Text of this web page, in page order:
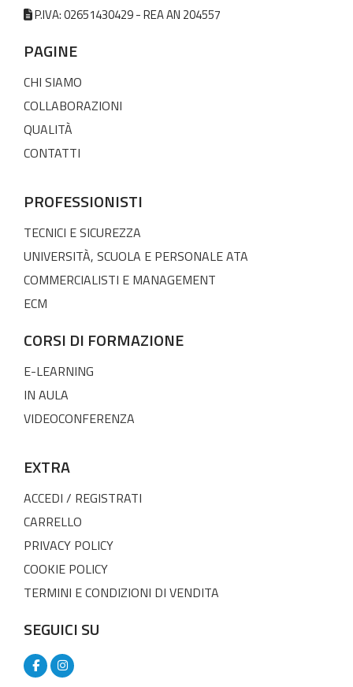
P.IVA: 02651430429 - REA AN 204557
PAGINE
CHI SIAMO
COLLABORAZIONI
QUALITÀ
CONTATTI
PROFESSIONISTI
TECNICI E SICUREZZA
UNIVERSITÀ, SCUOLA E PERSONALE ATA
COMMERCIALISTI E MANAGEMENT
ECM
CORSI DI FORMAZIONE
E-LEARNING
IN AULA
VIDEOCONFERENZA
EXTRA
ACCEDI / REGISTRATI
CARRELLO
PRIVACY POLICY
COOKIE POLICY
TERMINI E CONDIZIONI DI VENDITA
SEGUICI SU